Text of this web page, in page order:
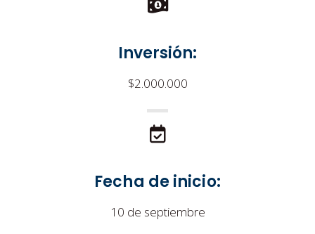
Inversión:
$2.000.000
Fecha de inicio:
10 de septiembre